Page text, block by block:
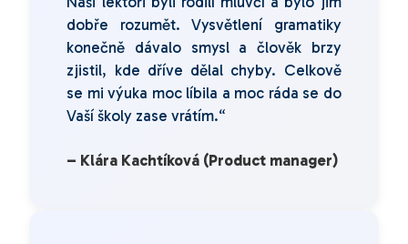
dobře rozumět. Vysvětlení gramatiky
konečně dávalo smysl a člověk brzy
zjistil, kde dříve dělal chyby. Celkově
se mi výuka moc líbila a moc ráda se do
Vaší školy zase vrátím.“
– Klára Kachtíková (Product manager)